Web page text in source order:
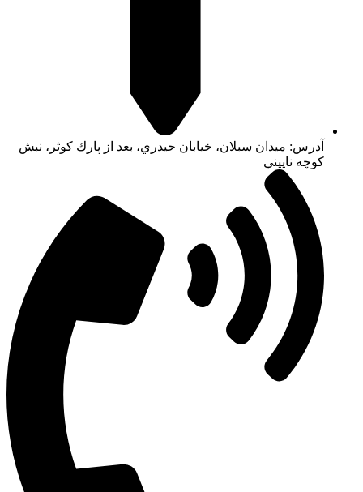
آدرس: ميدان سبلان، خيابان حيدري، بعد از پارك كوثر، نبش
كوچه ناييني